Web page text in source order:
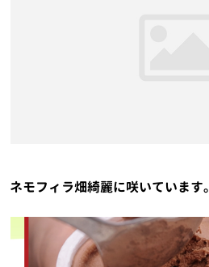
ネモフィラ畑綺麗に咲いています。